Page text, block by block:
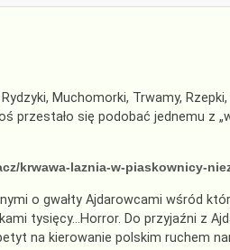
Muchomorki, Trwamy,
przestało się podobać jednemu z
krwawa-laznia-w-piaskownicy-
o gwałty Ajdarowcami wśród
tysięcy…Horror. Do przyjaźni z
na kierowanie polskim ruchem